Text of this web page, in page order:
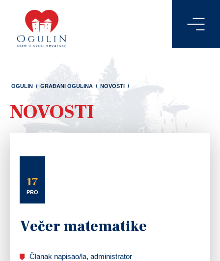
OGULIN / GRAĐANI OGULINA / NOVOSTI /
NOVOSTI
17
PRO
Večer matematike
Članak napisao/la, administrator